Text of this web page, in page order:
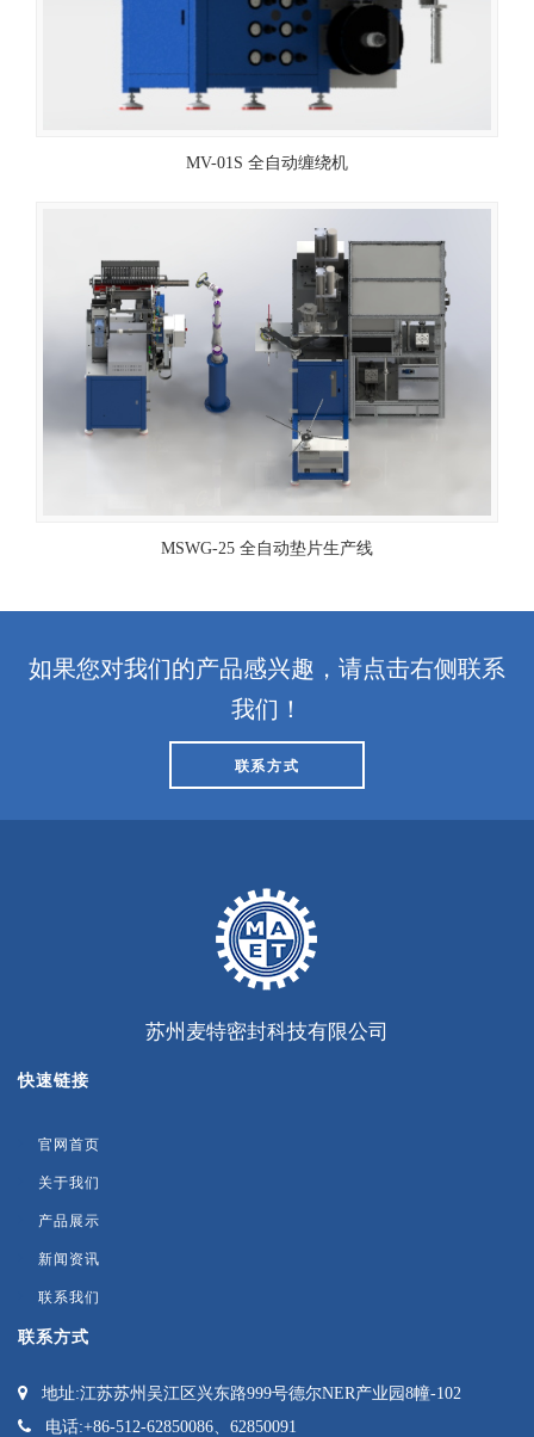
MV-01S 全自动缠绕机
MSWG-25 全自动垫片生产线
如果您对我们的产品感兴趣，请点击右侧联系
我们！
联系方式
苏州麦特密封科技有限公司
快速链接
官网首页
关于我们
产品展示
新闻资讯
联系我们
联系方式
地址:江苏苏州吴江区兴东路999号德尔NER产业园8幢-102
电话:+86-512-62850086、62850091